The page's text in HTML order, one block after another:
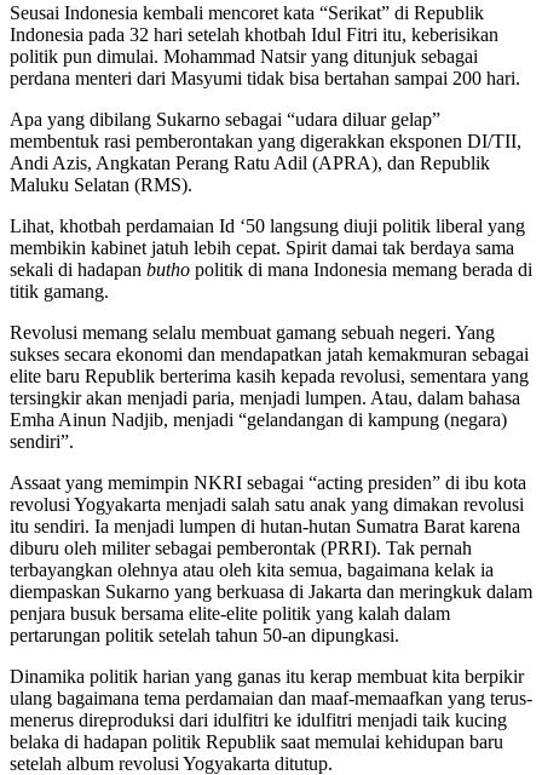
Seusai Indonesia kembali mencoret kata “Serikat” di Republik
Indonesia pada 32 hari setelah khotbah Idul Fitri itu, keberisikan
politik pun dimulai. Mohammad Natsir yang ditunjuk sebagai
perdana menteri dari Masyumi tidak bisa bertahan sampai 200 hari.
Apa yang dibilang Sukarno sebagai “udara diluar gelap”
membentuk rasi pemberontakan yang digerakkan eksponen DI/TII,
Andi Azis, Angkatan Perang Ratu Adil (APRA), dan Republik
Maluku Selatan (RMS).
Lihat, khotbah perdamaian Id ‘50 langsung diuji politik liberal yang
membikin kabinet jatuh lebih cepat. Spirit damai tak berdaya sama
sekali di hadapan butho politik di mana Indonesia memang berada di
titik gamang.
Revolusi memang selalu membuat gamang sebuah negeri. Yang
sukses secara ekonomi dan mendapatkan jatah kemakmuran sebagai
elite baru Republik berterima kasih kepada revolusi, sementara yang
tersingkir akan menjadi paria, menjadi lumpen. Atau, dalam bahasa
Emha Ainun Nadjib, menjadi “gelandangan di kampung (negara)
sendiri”.
Assaat yang memimpin NKRI sebagai “acting presiden” di ibu kota
revolusi Yogyakarta menjadi salah satu anak yang dimakan revolusi
itu sendiri. Ia menjadi lumpen di hutan-hutan Sumatra Barat karena
diburu oleh militer sebagai pemberontak (PRRI). Tak pernah
terbayangkan olehnya atau oleh kita semua, bagaimana kelak ia
diempaskan Sukarno yang berkuasa di Jakarta dan meringkuk dalam
penjara busuk bersama elite-elite politik yang kalah dalam
pertarungan politik setelah tahun 50-an dipungkasi.
Dinamika politik harian yang ganas itu kerap membuat kita berpikir
ulang bagaimana tema perdamaian dan maaf-memaafkan yang terus-
menerus direproduksi dari idulfitri ke idulfitri menjadi taik kucing
belaka di hadapan politik Republik saat memulai kehidupan baru
setelah album revolusi Yogyakarta ditutup.